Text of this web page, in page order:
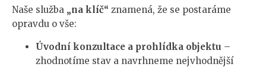
Naše služba „na klíč“ znamená, že se postaráme
opravdu o vše:
Úvodní konzultace a prohlídka objektu –
zhodnotíme stav a navrhneme nejvhodnější